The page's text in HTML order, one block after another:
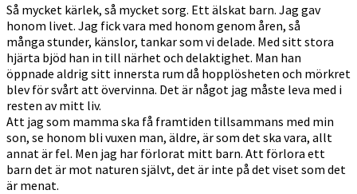
Så mycket kärlek, så mycket sorg. Ett älskat barn. Jag gav
honom livet. Jag fick vara med honom genom åren, så
många stunder, känslor, tankar som vi delade. Med sitt stora
hjärta bjöd han in till närhet och delaktighet. Man han
öppnade aldrig sitt innersta rum då hopplösheten och mörkret
blev för svårt att övervinna. Det är något jag måste leva med i
resten av mitt liv.
Att jag som mamma ska få framtiden tillsammans med min
son, se honom bli vuxen man, äldre, är som det ska vara, allt
annat är fel. Men jag har förlorat mitt barn. Att förlora ett
barn det är mot naturen självt, det är inte på det viset som det
är menat.